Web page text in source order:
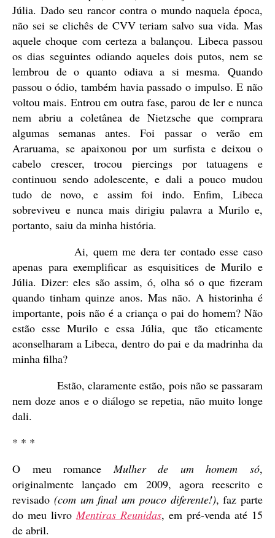
Júlia. Dado seu rancor contra o mundo naquela época,
não sei se clichês de CVV teriam salvo sua vida. Mas
aquele choque com certeza a balançou. Libeca passou
os dias seguintes odiando aqueles dois putos, nem se
lembrou de o quanto odiava a si mesma. Quando
passou o ódio, também havia passado o impulso. E não
voltou mais. Entrou em outra fase, parou de ler e nunca
nem abriu a coletânea de Nietzsche que comprara
algumas semanas antes. Foi passar o verão em
Araruama, se apaixonou por um surfista e deixou o
cabelo crescer, trocou piercings por tatuagens e
continuou sendo adolescente, e dali a pouco mudou
tudo de novo, e assim foi indo. Enfim, Libeca
sobreviveu e nunca mais dirigiu palavra a Murilo e,
portanto, saiu da minha história.
Ai, quem me dera ter contado esse caso
apenas para exemplificar as esquisitices de Murilo e
Júlia. Dizer: eles são assim, ó, olha só o que fizeram
quando tinham quinze anos. Mas não. A historinha é
importante, pois não é a criança o pai do homem? Não
estão esse Murilo e essa Júlia, que tão eticamente
aconselharam a Libeca, dentro do pai e da madrinha da
minha filha?
Estão, claramente estão, pois não se passaram
nem doze anos e o diálogo se repetia, não muito longe
dali.
* * *
O meu romanceMulher de um homem só,
originalmente lançado em 2009, agora reescrito e
revisado (com um final um pouco diferente!), faz parte
do meu livro Mentiras Reunidas, em pré-venda até 15
de abril.